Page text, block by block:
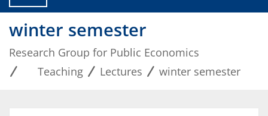
winter semester
Research Group for Public Economics
Teaching
Lectures winter semester